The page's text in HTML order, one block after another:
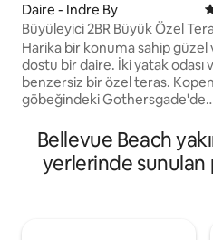
Daire - Indre By
Büyüleyici 2BR Büyük Özel
Harika bir konuma sahip güzel
dostu bir daire. İki yatak odası
benzersiz bir özel teras. Kopenhag'ın
göbeğindeki Gothersgade'de
ancak estetik olarak dekore
Mutfak, çeşitli kapsüllere
Nespresso makinesi de dahil
Bellevue Beach
yerlerinde